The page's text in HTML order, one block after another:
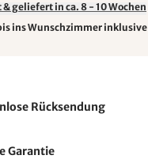
geliefert in ca. 8 - 10 Wochen
ins Wunschzimmer inklusive
Rücksendung
Garantie